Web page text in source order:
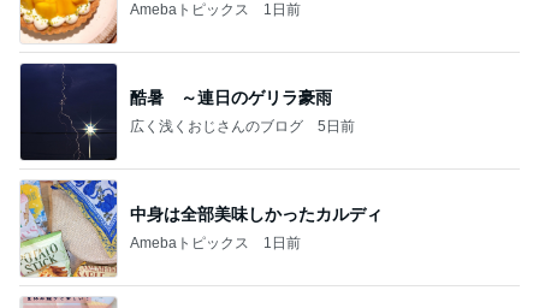
Amebaトピックス 1日前
酷暑 ～連日のゲリラ豪雨
広く浅くおじさんのブログ 5日前
中身は全部美味しかったカルディ
Amebaトピックス 1日前